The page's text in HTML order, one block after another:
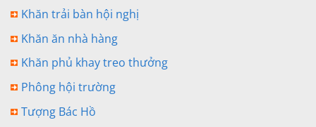
Khăn trải bàn hội nghị
Khăn ăn nhà hàng
Khăn phủ khay treo thưởng
Phông hội trường
Tượng Bác Hồ